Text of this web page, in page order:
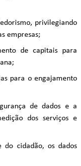
privilegiando
empresas;
de capitais para
para o engajamento
de dados e a
dos serviços e
cidadão, os dados